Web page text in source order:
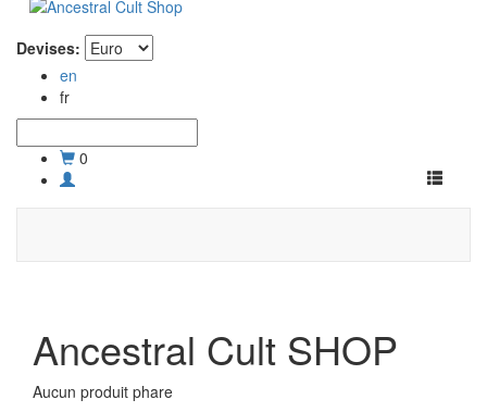
Devises:
en
fr
0
Toggle
Ancestral Cult SHOP
Aucun produit phare